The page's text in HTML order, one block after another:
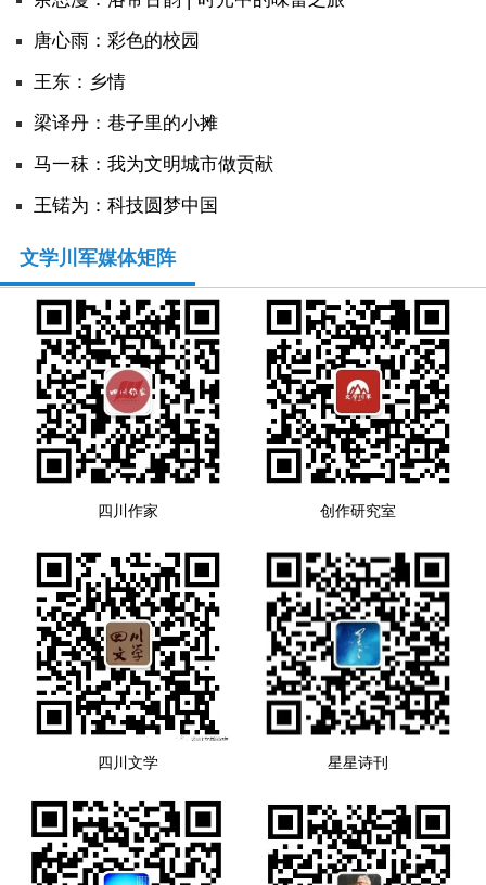
唐心雨：彩色的校园
王东：乡情
​梁译丹：巷子里的小摊
马一秣：我为文明城市做贡献
王锘为：科技圆梦中国
文学川军媒体矩阵
四川作家 创作研究室
四川文学 星星诗刊